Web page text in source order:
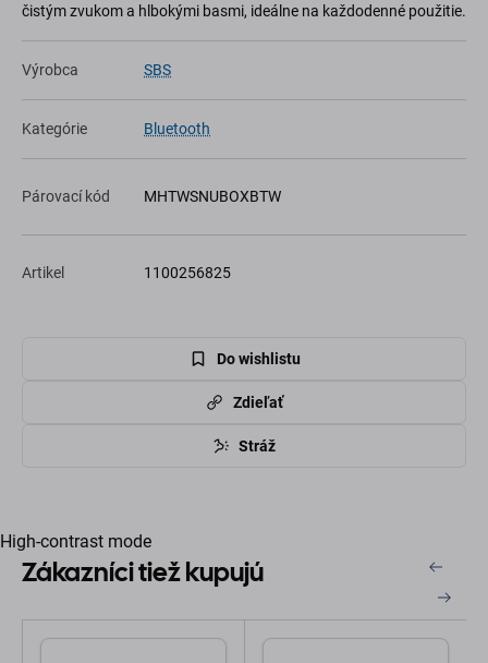
čistým zvukom a hlbokými basmi, ideálne na každodenné použitie.
Výrobca SBS
Kategórie Bluetooth
Párovací kód MHTWSNUBOXBTW
Artikel 1100256825
Do wishlistu
Zdieľať
Stráž
High-contrast mode
Zákazníci tiež kupujú